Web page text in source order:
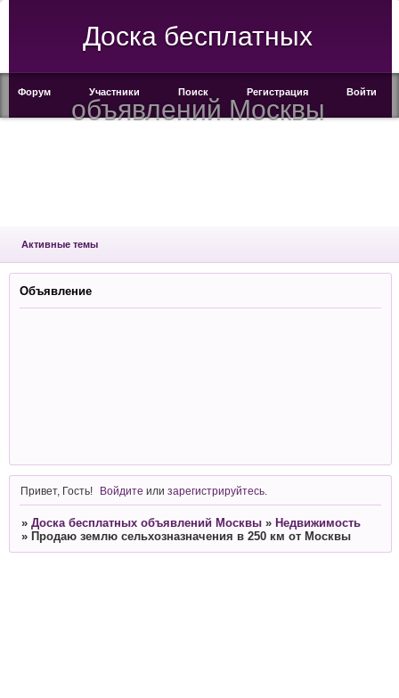
Доска бесплатных
объявлений Москвы
Форум Участники Поиск Регистрация Войти
Активные темы
Объявление
Привет, Гость! Войдите илизарегистрируйтесь
» Доска бесплатных объявлений Москвы » Недвижимость
» Продаю землю сельхозназначения в 250 км от Москвы